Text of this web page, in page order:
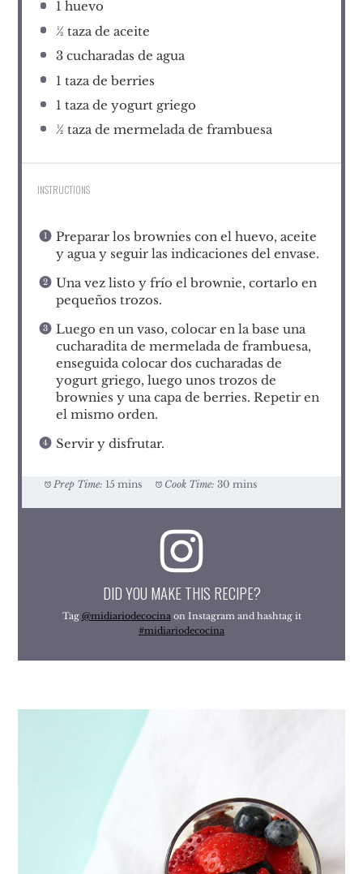
1 huevo
½taza de aceite
3cucharadas de agua
1 taza de berries
1 taza de yogurt griego
½taza de mermelada de frambuesa
INSTRUCTIONS
Preparar los brownies con el huevo, aceite
y agua y seguir las indicaciones del envase.
Una vez listo y frío el brownie, cortarlo en
pequeños trozos.
Luego en un vaso, colocar en la base una
cucharadita de mermelada de frambuesa,
enseguida colocar dos cucharadas de
yogurt griego, luego unos trozos de
brownies y una capa de berries. Repetir en
el mismo orden.
Servir y disfrutar.
Prep Time: 15 mins Cook Time: 30 mins
DID YOU MAKE THIS RECIPE?
Tag @midiariodecocinaon Instagram and hashtag it
#midiariodecocina